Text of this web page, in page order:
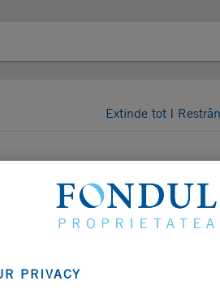
Extinde tot |
PRIVACY